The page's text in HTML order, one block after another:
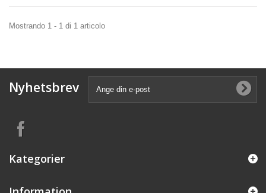
Mostrando 1 - 1 di 1 articolo
Nyhetsbrev
Kategorier